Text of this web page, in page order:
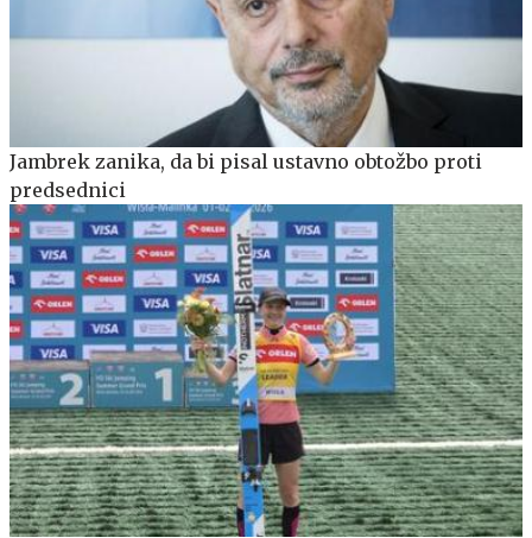
Jambrek zanika, da bi pisal ustavno obtožbo proti
predsednici